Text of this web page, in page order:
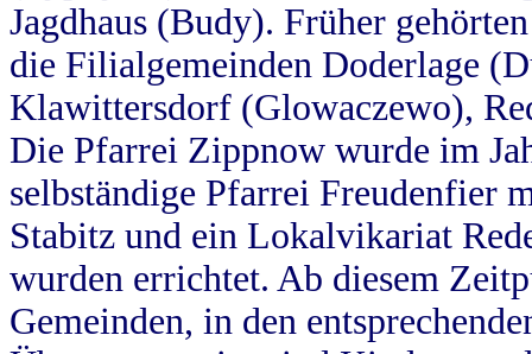
Jagdhaus (Budy). Früher
die Filialgemeinden Doderlage
Klawittersdorf (Glowaczewo),
Die Pfarrei Zippnow wurde im
selbständige Pfarrei Freudenfier
Stabitz und ein Lokalvikariat
wurden errichtet. Ab diesem
Gemeinden, in den